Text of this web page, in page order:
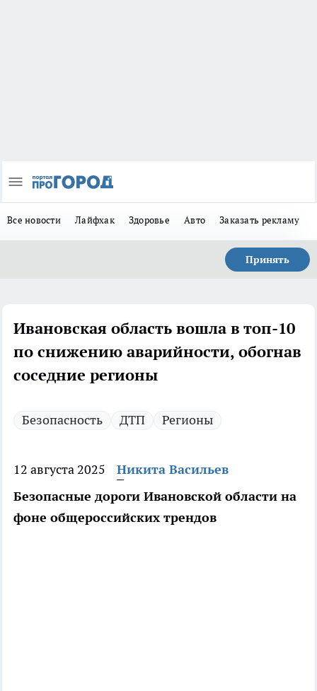
Все новости Лайфхак Здоровье Авто Заказать рекламу
Принять
Ивановская область вошла в топ-10
по снижению аварийности, обогнав
соседние регионы
Безопасность ДТП Регионы
12 августа 2025
Никита Васильев
Безопасные дороги Ивановской области на
фоне общероссийских трендов